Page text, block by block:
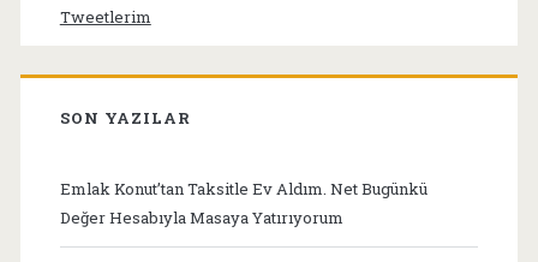
Tweetlerim
SON YAZILAR
Emlak Konut’tan Taksitle Ev Aldım. Net Bugünkü
Değer Hesabıyla Masaya Yatırıyorum